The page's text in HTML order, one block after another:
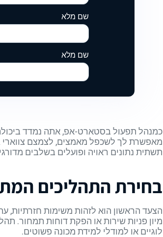
שם מלא
שם מלא
כמנהל תפעול בסטארט-אפ, אתה נמדד
מאפשרת לך לשכפל מאמצים, לצמצם צווארי
תשתית נתונים ראויה ופועלים בשלבים
בחירת התהליכים
הצעד הראשון הוא לזהות משימות חזרתיות,
מיון פניות שירות או הפקת דוחות תמחור.
לוגיים או למודלי למידת מכונה פשוטים.